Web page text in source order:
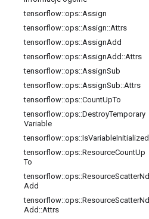
tensorflow::ops::Assign
tensorflow::ops::Assign::Attrs
tensorflow::ops::AssignAdd
tensorflow::ops::AssignAdd ::Attrs
tensorflow::ops::AssignSub
tensorflow::ops::AssignSub::Attrs
tensorflow::ops::CountUpTo
tensorflow::ops::DestroyTemporary
Variable
tensorflow::ops::IsVariableInitialized
tensorflow::ops::ResourceCountUp
To
tensorflow::ops::ResourceScatterNd
Add
tensorflow::ops::ResourceScatterNd
Add ::Attrs